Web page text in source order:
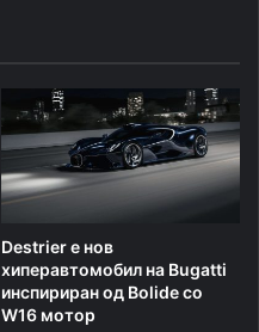
Destrier е нов
хиперавтомобил на Bugatti
инспириран од Bolide со
W16 мотор